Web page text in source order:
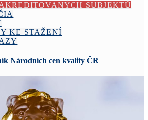
SUBJEKTŮ
KE STAŽENÍ
Národních cen kvality ČR